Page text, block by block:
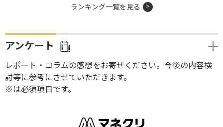
ランキング一覧を見る
アンケート
レポート・コラムの感想をお寄せください。今後の内容検
討等に参考にさせていただきます。
※は必須項目です。